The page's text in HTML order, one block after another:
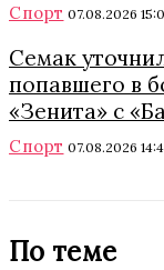
Спорт 07.08.2026
Семак
попавшего в
«Зенита» с
Спорт 07.08.2026
По теме